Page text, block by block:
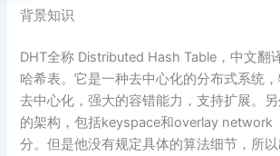
背景知识
DHT全称 Distributed Hash Table，中文翻
哈希表。它是一种去中心化的分布式系统
去中心化，强大的容错能力，支持扩展。
的架构，包括keyspace和overlay network
分。但是他没有规定具体的算法细节，所